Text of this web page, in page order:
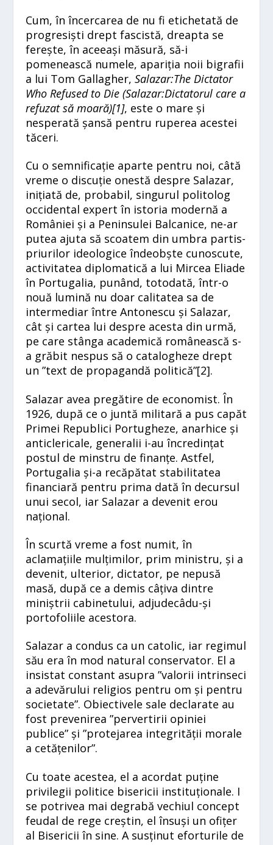
Cum, în încercarea de nu fi etichetată de
progresiști drept fascistă, dreapta se
ferește, în aceeași măsură, să-i
pomenească numele, apariția noii bigrafii
a lui Tom Gallagher,Salazar:The Dictator
Who Refused to Die (Salazar:Dictatorul care a
refuzat să moară)[1], este o mare și
nesperată șansă pentru ruperea acestei
tăceri.
Cu o semnificație aparte pentru noi, câtă
vreme o discuție onestă despre Salazar,
inițiată de, probabil, singurul politolog
occidental expert în istoria modernă a
României și a Peninsulei Balcanice, ne-ar
putea ajuta să scoatem din umbra partis-
priurilor ideologice îndeobște cunoscute,
activitatea diplomatică a lui Mircea Eliade
în Portugalia, punând, totodată, într-o
nouă lumină nu doar calitatea sa de
intermediar între Antonescu și Salazar,
cât și cartea lui despre acesta din urmă,
pe care stânga academică românească s-
a grăbit nespus să o catalogheze drept
un ”text de propagandă politică”[2].
Salazar avea pregătire de economist. În
1926, după ce o juntă militară a pus capăt
Primei Republici Portugheze, anarhice și
anticlericale, generalii i-au încredințat
postul de minstru de finanțe. Astfel,
Portugalia și-a recăpătat stabilitatea
financiară pentru prima dată în decursul
unui secol, iar Salazar a devenit erou
național.
În scurtă vreme a fost numit, în
aclamațiile mulțimilor, prim ministru, și a
devenit, ulterior, dictator, pe nepusă
masă, după ce a demis câțiva dintre
miniștrii cabinetului, adjudecâdu-și
portofoliile acestora.
Salazar a condus ca un catolic, iar regimul
său era în mod natural conservator. El a
insistat constant asupra ”valorii intrinseci
a adevărului religios pentru om și pentru
societate”. Obiectivele sale declarate au
fost prevenirea ”pervertirii opiniei
publice” și ”protejarea integrității morale
a cetățenilor”.
Cu toate acestea, el a acordat puține
privilegii politice bisericii instituționale. I
se potrivea mai degrabă vechiul concept
feudal de rege creștin, el însuși un ofițer
al Bisericii în sine. A susținut eforturile de